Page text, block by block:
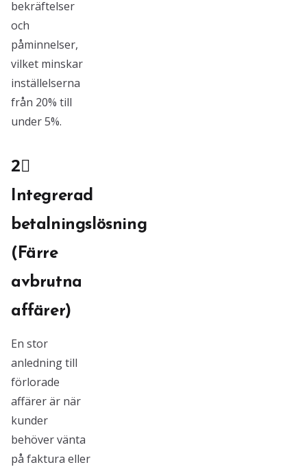
bekräftelser
och
påminnelser,
vilket minskar
inställelserna
från 20% till
under 5%.
2⃣
Integrerad
betalningslösning
(Färre
avbrutna
affärer)
En stor
anledning till
förlorade
affärer är när
kunder
behöver vänta
på faktura eller